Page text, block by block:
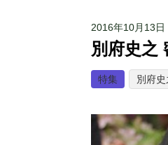
2016年10月13日
別府史之
特集 別府史